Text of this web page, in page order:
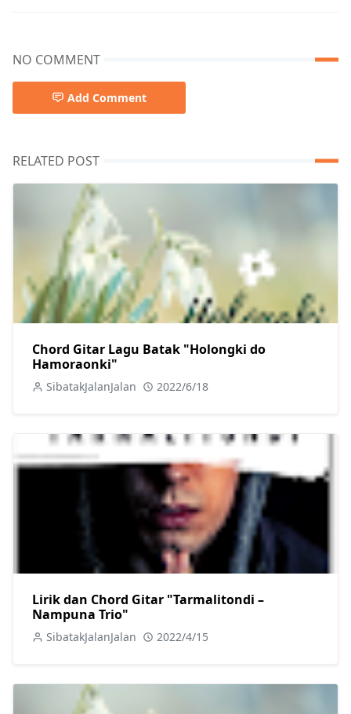
NO COMMENT
Add Comment
RELATED POST
Chord Gitar Lagu Batak "Holongki do
Hamoraonki"
SibatakJalanJalan 2022/6/18
Lirik dan Chord Gitar "Tarmalitondi –
Nampuna Trio"
SibatakJalanJalan 2022/4/15